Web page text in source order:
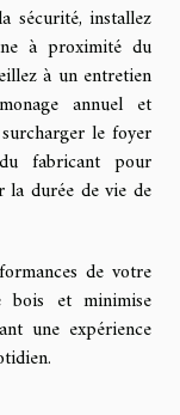
sécurité, installez
à proximité du
à un entretien
annuel et
le foyer
fabricant pour
la durée de vie de
de votre
bois et minimise
une expérience